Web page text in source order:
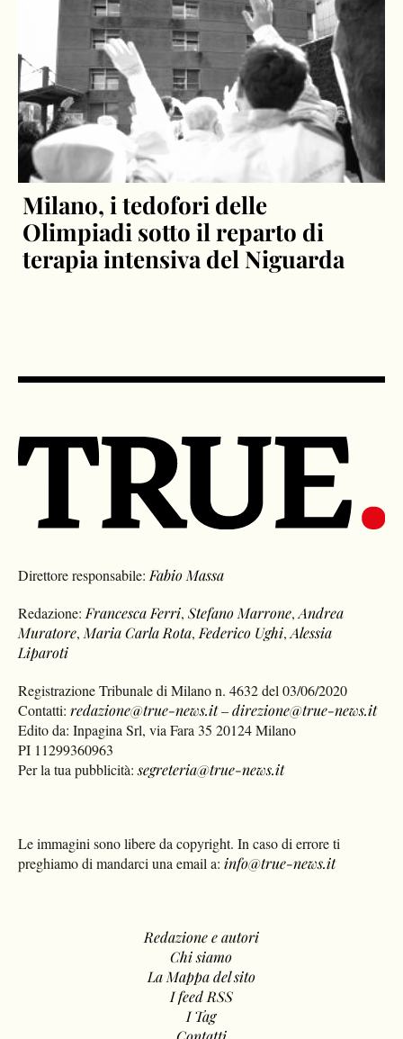
Milano, i tedofori delle
Olimpiadi sotto il reparto di
terapia intensiva del Niguarda
Direttore responsabile: Fabio Massa
Redazione: Francesca Ferri,Stefano Marrone,Andrea
Muratore, Maria Carla Rota, Federico Ughi,Alessia
Liparoti
Registrazione Tribunale di Milano n. 4632 del 03/06/2020
Contatti:redazione@true-news.it–direzione@true-news.it
Edito da: Inpagina Srl, via Fara 35 20124 Milano
PI 11299360963
Per la tua pubblicità:segreteria@true-news.it
Le immagini sono libere da copyright. In caso di errore ti
preghiamo di mandarci una email a: info@true-news.it
Redazione e autori
Chi siamo
La Mappa del sito
I feed RSS
I Tag